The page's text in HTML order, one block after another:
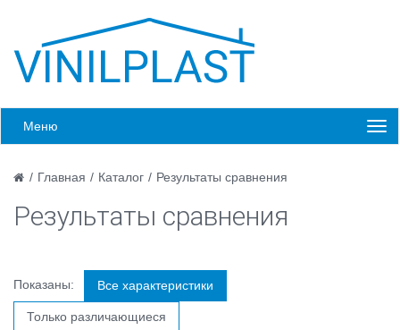
Меню
/ Главная / Каталог / Результаты сравнения
Результаты сравнения
Показаны: Все характеристики
Только различающиеся